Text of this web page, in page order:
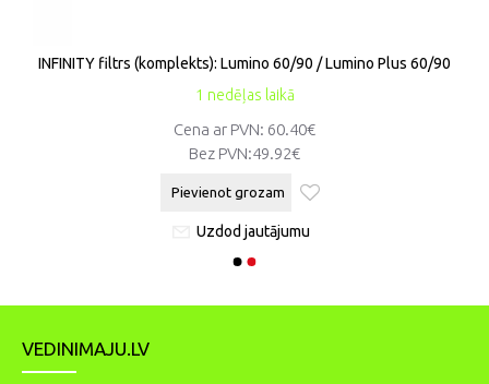
1 nedēļas laikā
INFINITY filtrs (komplekts): Lumino 60/90 / Lumino Plus 60/90
Cena ar PVN: 60.40€
Bez PVN:49.92€
Pievienot grozam
Uzdod jautājumu
VEDINIMAJU.LV